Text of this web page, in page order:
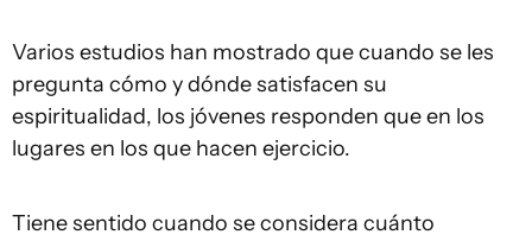
Varios estudios han mostrado que cuando se les
pregunta cómo y dónde satisfacen su
espiritualidad, los jóvenes responden que en los
lugares en los que hacen ejercicio.
Tiene sentido cuando se considera cuánto